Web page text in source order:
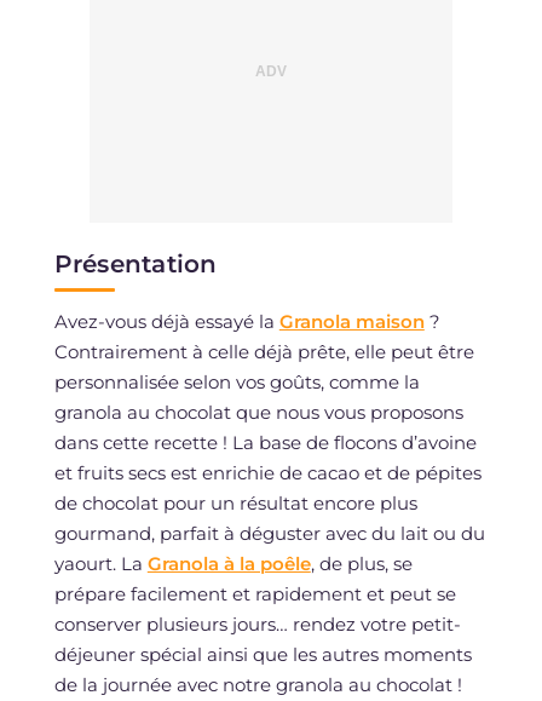
Présentation
Avez-vous déjà essayé la Granola maison?
Contrairement à celle déjà prête, elle peut être
personnalisée selon vos goûts, comme la
granola au chocolat que nous vous proposons
dans cette recette ! La base de flocons d’avoine
et fruits secs est enrichie de cacao et de pépites
de chocolat pour un résultat encore plus
gourmand, parfait à déguster avec du lait ou du
yaourt. La Granola à la poêle, de plus, se
prépare facilement et rapidement et peut se
conserver plusieurs jours… rendez votre petit-
déjeuner spécial ainsi que les autres moments
de la journée avec notre granola au chocolat !